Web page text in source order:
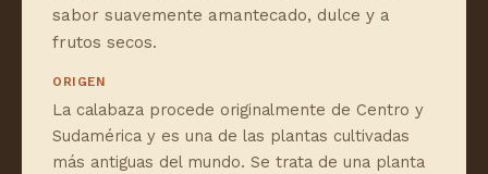
sabor suavemente amantecado, dulce y a
frutos secos.
ORIGEN
La calabaza procede originalmente de Centro y
Sudamérica y es una de las plantas cultivadas
más antiguas del mundo. Se trata de una planta